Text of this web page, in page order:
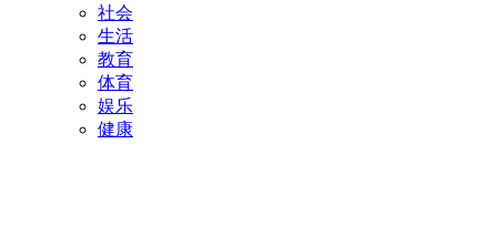
社会
生活
教育
体育
娱乐
健康